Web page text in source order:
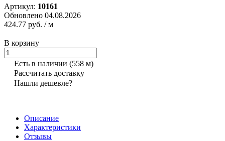
Артикул: 10161
Обновлено 04.08.2026
424.77 руб. / м
В корзину
Есть в наличии (558 м)
Рассчитать доставку
Нашли дешевле?
Описание
Характеристики
Отзывы